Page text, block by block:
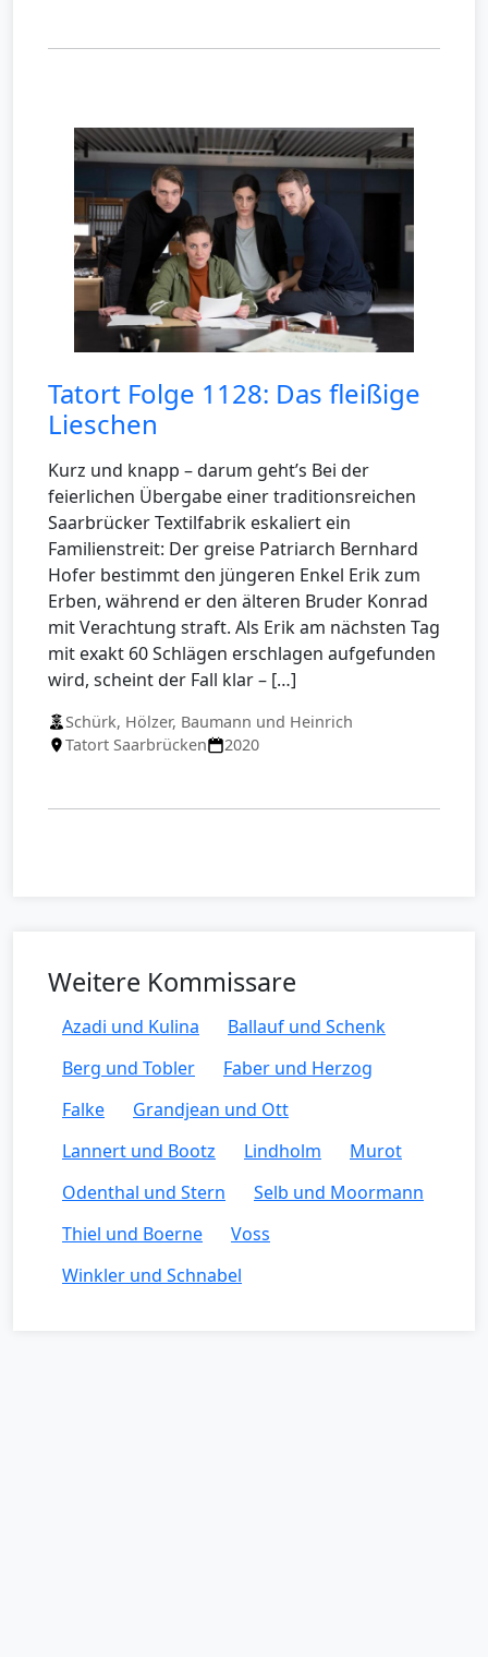
Tatort Folge 1128: Das fleißige
Lieschen
Kurz und knapp – darum geht’s Bei der
feierlichen Übergabe einer traditionsreichen
Saarbrücker Textilfabrik eskaliert ein
Familienstreit: Der greise Patriarch Bernhard
Hofer bestimmt den jüngeren Enkel Erik zum
Erben, während er den älteren Bruder Konrad
mit Verachtung straft. Als Erik am nächsten Tag
mit exakt 60 Schlägen erschlagen aufgefunden
wird, scheint der Fall klar – […]
Schürk, Hölzer, Baumann und Heinrich
Tatort Saarbrücken
2020
Weitere Kommissare
Azadi und Kulina
Ballauf und Schenk
Berg und Tobler
Faber und Herzog
Falke
Grandjean und Ott
Lannert und Bootz
Lindholm
Murot
Odenthal und Stern
Selb und Moormann
Thiel und Boerne
Voss
Winkler und Schnabel